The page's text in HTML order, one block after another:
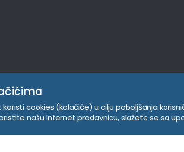
cookies (kolačiće) u cilju poboljšanja
našu Internet prodavnicu, slažete se sa